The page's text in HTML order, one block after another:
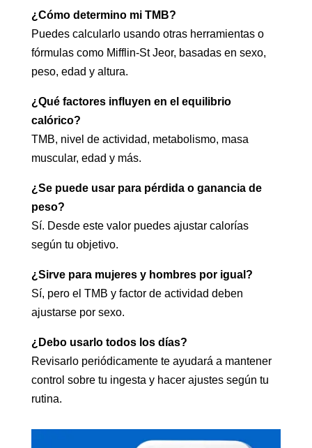
¿Cómo determino mi TMB?
Puedes calcularlo usando otras herramientas o
fórmulas como Mifflin-St Jeor, basadas en sexo,
peso, edad y altura.
¿Qué factores influyen en el equilibrio
calórico?
TMB, nivel de actividad, metabolismo, masa
muscular, edad y más.
¿Se puede usar para pérdida o ganancia de
peso?
Sí. Desde este valor puedes ajustar calorías
según tu objetivo.
¿Sirve para mujeres y hombres por igual?
Sí, pero el TMB y factor de actividad deben
ajustarse por sexo.
¿Debo usarlo todos los días?
Revisarlo periódicamente te ayudará a mantener
control sobre tu ingesta y hacer ajustes según tu
rutina.